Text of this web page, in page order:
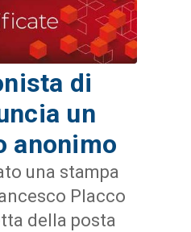
di
un
anonimo
una stampa
Placco
della posta